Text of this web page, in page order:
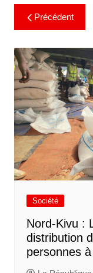
Précédent
Société
Nord-Kivu :
distribution
personnes